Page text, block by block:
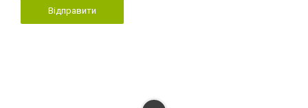
Відправити